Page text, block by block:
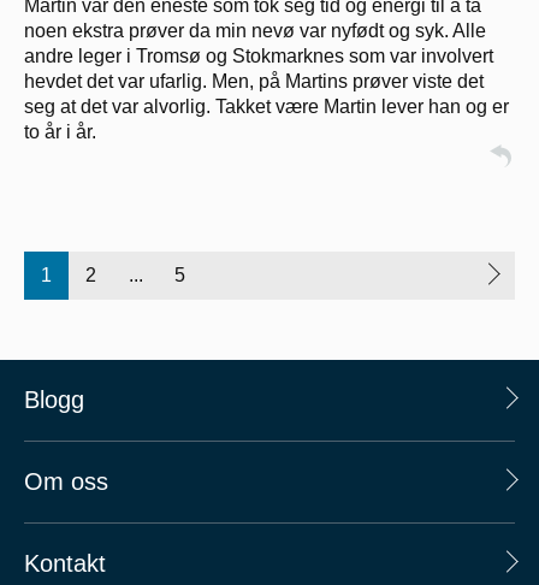
Martin var den eneste som tok seg tid og energi til å ta
noen ekstra prøver da min nevø var nyfødt og syk. Alle
andre leger i Tromsø og Stokmarknes som var involvert
hevdet det var ufarlig. Men, på Martins prøver viste det
seg at det var alvorlig. Takket være Martin lever han og er
to år i år.
1 2 ... 5
Blogg
Om oss
Kontakt